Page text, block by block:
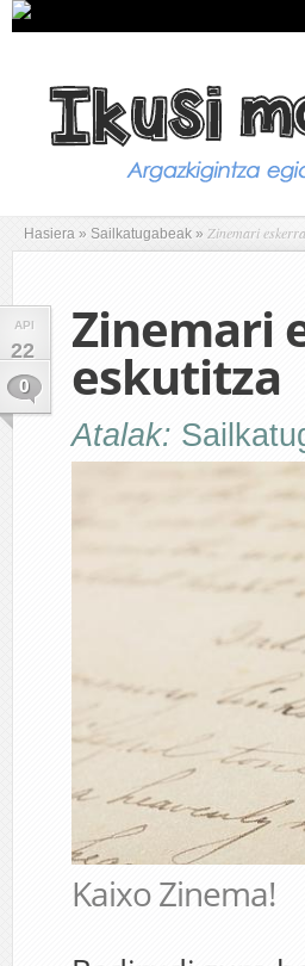
Hasiera » Sailkatugabeak » Zinemari
API
22
0
Zinemari
eskutitza
Atalak:
Kaixo Zinema!